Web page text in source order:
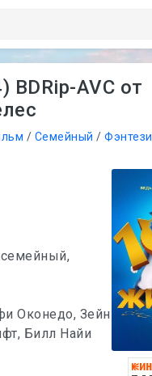
AVC от
/ Семейный /Фэнтези
Оконедо, Зейн
Билл Найи